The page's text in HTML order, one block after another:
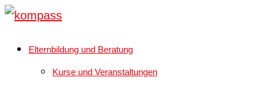
Elternbildung und Beratung
Kurse und Veranstaltungen